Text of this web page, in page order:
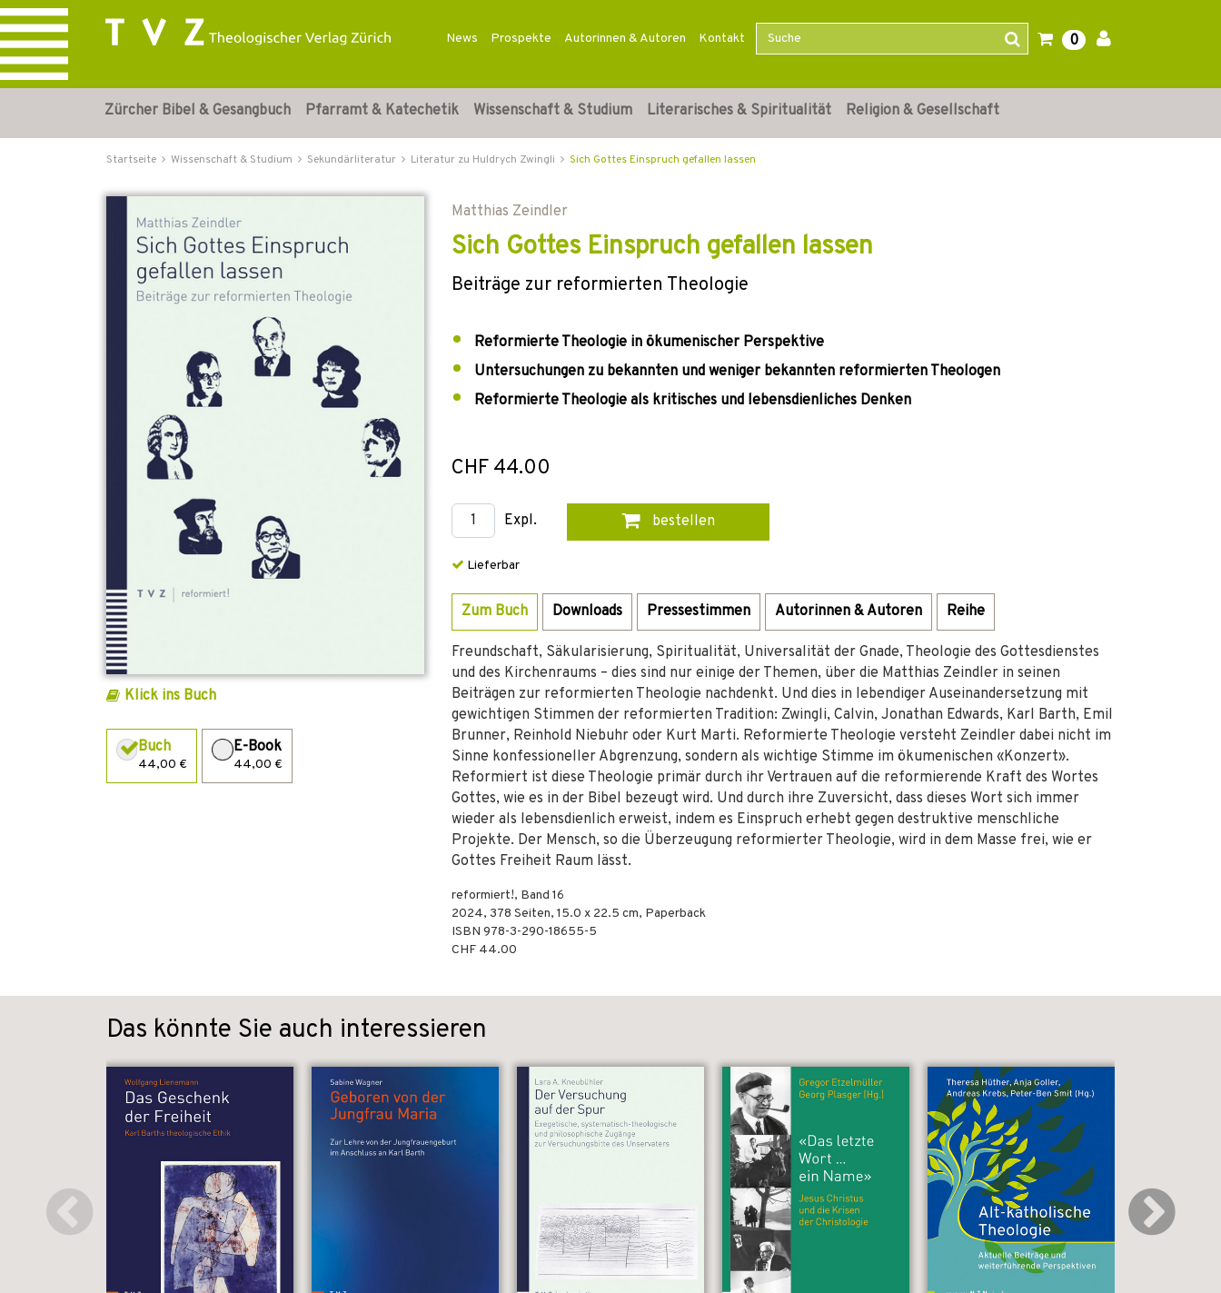
News Prospekte Autorinnen & Autoren Kontakt 0
Zürcher Bibel & Gesangbuch Pfarramt & Katechetik Wissenschaft & Studium Literarisches & Spiritualität Religion & Gesellschaft
Startseite Wissenschaft & Studium Sekundärliteratur Literatur zu Huldrych Zwingli Sich Gottes Einspruch gefallen lassen
Klick ins Buch
Buch
44,00 €
E-Book
44,00 €
Matthias Zeindler
Sich Gottes Einspruch gefallen lassen
Beiträge zur reformierten Theologie
Reformierte Theologie in ökumenischer Perspektive
Untersuchungen zu bekannten und weniger bekannten reformierten Theologen
Reformierte Theologie als kritisches und lebensdienliches Denken
CHF 44.00
Expl. bestellen
Lieferbar
Zum Buch Downloads Pressestimmen Autorinnen & Autoren Reihe
Freundschaft, Säkularisierung, Spiritualität, Universalität der Gnade, Theologie des Gottesdienstes
und des Kirchenraums – dies sind nur einige der Themen, über die Matthias Zeindler in seinen
Beiträgen zur reformierten Theologie nachdenkt. Und dies in lebendiger Auseinandersetzung mit
gewichtigen Stimmen der reformierten Tradition: Zwingli, Calvin, Jonathan Edwards, Karl Barth, Emil
Brunner, Reinhold Niebuhr oder Kurt Marti. Reformierte Theologie versteht Zeindler dabei nicht im
Sinne konfessioneller Abgrenzung, sondern als wichtige Stimme im ökumenischen «Konzert».
Reformiert ist diese Theologie primär durch ihr Vertrauen auf die reformierende Kraft des Wortes
Gottes, wie es in der Bibel bezeugt wird. Und durch ihre Zuversicht, dass dieses Wort sich immer
wieder als lebensdienlich erweist, indem es Einspruch erhebt gegen destruktive menschliche
Projekte. Der Mensch, so die Überzeugung reformierter Theologie, wird in dem Masse frei, wie er
Gottes Freiheit Raum lässt.
reformiert!, Band 16
2024, 378 Seiten, 15.0 x 22.5 cm, Paperback
ISBN 978-3-290-18655-5
CHF 44.00
Das könnte Sie auch interessieren